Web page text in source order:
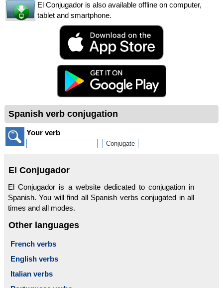
El Conjugador is also available offline on computer,
tablet and smartphone.
Spanish verb conjugation
Your verb
El Conjugador
El Conjugador is a website dedicated to conjugation in
Spanish. You will find all Spanish verbs conjugated in all
times and all modes.
Other languages
French verbs
English verbs
Italian verbs